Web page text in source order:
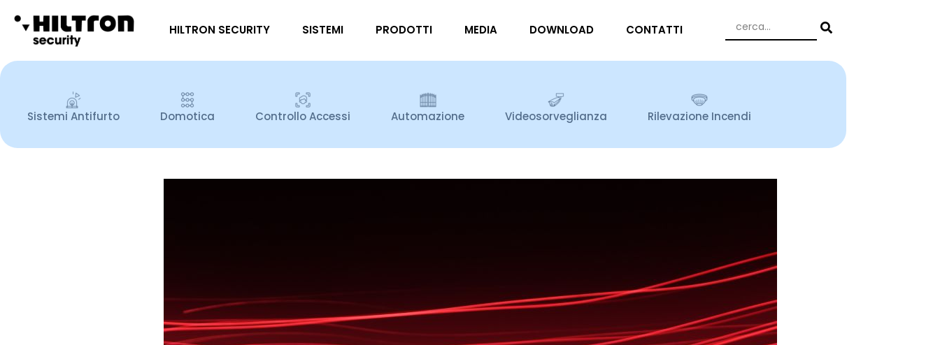
HILTRON SECURITY SISTEMI PRODOTTI MEDIA DOWNLOAD CONTATTI
Sistemi Antifurto Domotica Controllo Accessi Automazione Videosorveglianza Rilevazione Incendi